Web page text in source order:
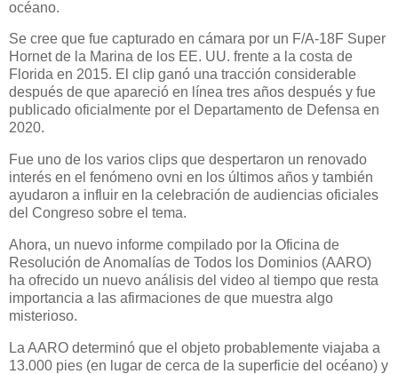
océano.
Se cree que fue capturado en cámara por un F/A-18F Super
Hornet de la Marina de los EE. UU. frente a la costa de
Florida en 2015. El clip ganó una tracción considerable
después de que apareció en línea tres años después y fue
publicado oficialmente por el Departamento de Defensa en
2020.
Fue uno de los varios clips que despertaron un renovado
interés en el fenómeno ovni en los últimos años y también
ayudaron a influir en la celebración de audiencias oficiales
del Congreso sobre el tema.
Ahora, un nuevo informe compilado por la Oficina de
Resolución de Anomalías de Todos los Dominios (AARO)
ha ofrecido un nuevo análisis del video al tiempo que resta
importancia a las afirmaciones de que muestra algo
misterioso.
La AARO determinó que el objeto probablemente viajaba a
13.000 pies (en lugar de cerca de la superficie del océano) y